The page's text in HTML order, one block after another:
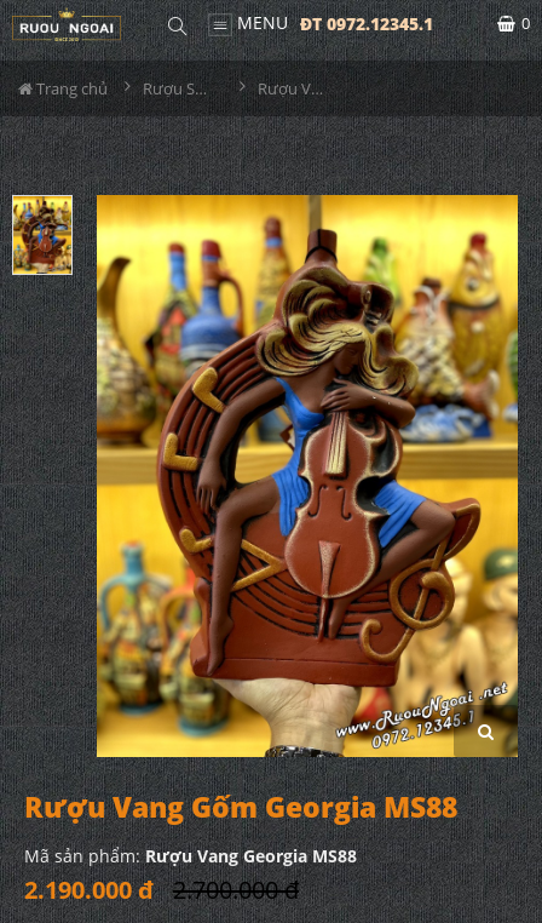
MENU ĐT 0972.12345.1 0
Trang chủ Rượu Sưu Tầm - Nga Rượu Vang Gốm Georgia MS88
Rượu Vang Gốm Georgia MS88
Mã sản phẩm:Rượu Vang Georgia MS88
2.190.000 đ 2.700.000 đ